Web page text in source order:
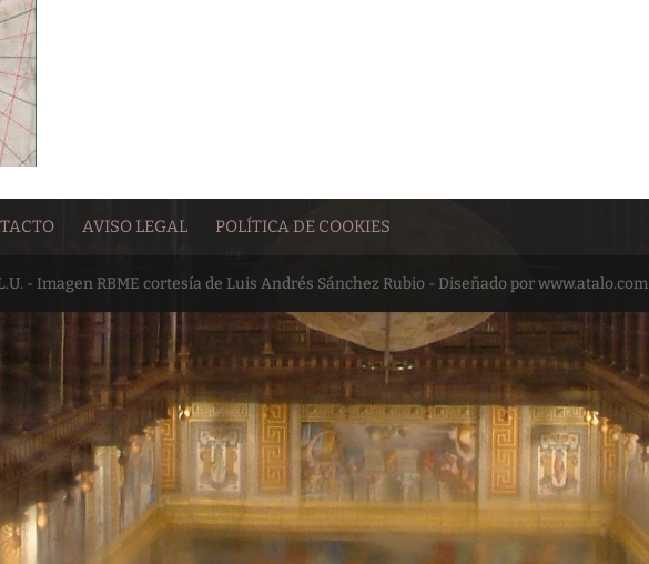
AVISO LEGAL POLÍTICA DE COOKIES
- Imagen RBME cortesía de Luis Andrés Sánchez Rubio - Diseñado por www.atalo.com